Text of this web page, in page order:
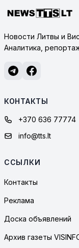
Новости Литвы и
Аналитика,
КОНТАКТЫ
+370 636 77774
info@tts.lt
ССЫЛКИ
Контакты
Реклама
Доска объявлений
Архив газеты